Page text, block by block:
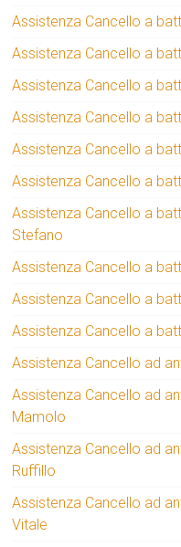
Assistenza Cancello a
Assistenza Cancello a
Assistenza Cancello a
Assistenza Cancello a
Assistenza Cancello a
Assistenza Cancello a
Assistenza Cancello a
Stefano
Assistenza Cancello a
Assistenza Cancello a
Assistenza Cancello a
Assistenza Cancello ad
Assistenza Cancello ad
Mamolo
Assistenza Cancello ad
Ruffillo
Assistenza Cancello ad
Vitale